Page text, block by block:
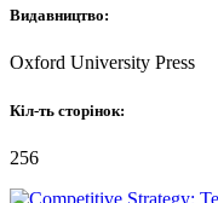
Видавництво:
Oxford University Press
Кіл-ть сторінок:
256